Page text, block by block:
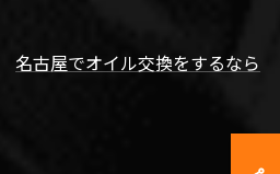
名古屋でオイル交換をするなら